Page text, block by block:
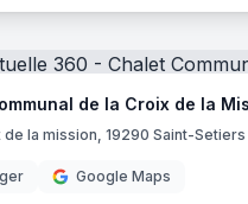
de la mission, 19290 Saint-Setiers
Google Maps